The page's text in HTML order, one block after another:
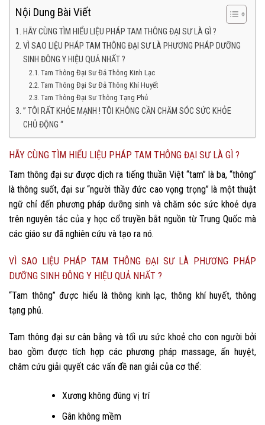
Nội Dung Bài Viết
HÃY CÙNG TÌM HIỂU LIỆU PHÁP TAM THÔNG ĐẠI SƯ LÀ GÌ ?
VÌ SAO LIỆU PHÁP TAM THÔNG ĐẠI SƯ LÀ PHƯƠNG PHÁP DƯỠNG
SINH ĐÔNG Y HIỆU QUẢ NHẤT ?
Tam Thông Đại Sư Đả Thông Kinh Lạc
Tam Thông Đại Sư Đả Thông Khí Huyết
Tam Thông Đại Sư Thông Tạng Phủ
” TÔI RẤT KHỎE MẠNH ! TÔI KHÔNG CẦN CHĂM SÓC SỨC KHỎE
CHỦ ĐỘNG “
HÃY CÙNG TÌM HIỂU LIỆU PHÁP TAM THÔNG ĐẠI SƯ LÀ GÌ ?
Tam thông đại sư được dịch ra tiếng thuần Việt “tam” là ba, “thông”
là thông suốt, đại sư “người thầy đức cao vọng trọng” là một thuật
ngữ chỉ đến phương pháp dưỡng sinh và chăm sóc sức khoẻ dựa
trên nguyên tắc của y học cổ truyền bắt nguồn từ Trung Quốc mà
các giáo sư đã nghiên cứu và tạo ra nó.
VÌ SAO LIỆU PHÁP TAM THÔNG ĐẠI SƯ LÀ PHƯƠNG PHÁP
DƯỠNG SINH ĐÔNG Y HIỆU QUẢ NHẤT ?
“Tam thông” được hiểu là thông kinh lạc, thông khí huyết, thông
tạng phủ.
Tam thông đại sư cân bằng và tối ưu sức khoẻ cho con người bởi
bao gồm được tích hợp các phương pháp massage, ấn huyệt,
châm cứu giải quyết các vấn đề nan giải của cơ thể:
Xương không đúng vị trí
Gân không mềm